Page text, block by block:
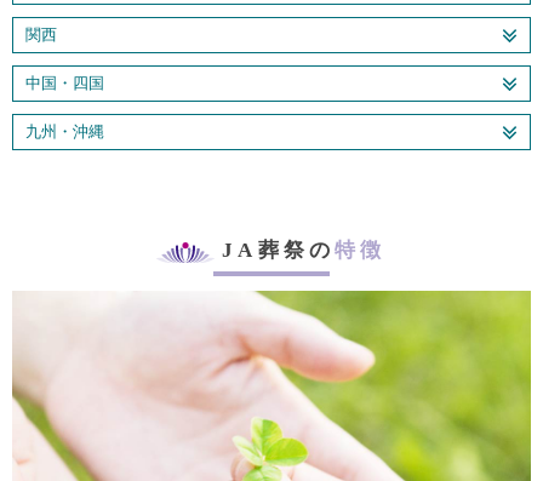
関西
中国・四国
九州・沖縄
JA葬祭の特徴